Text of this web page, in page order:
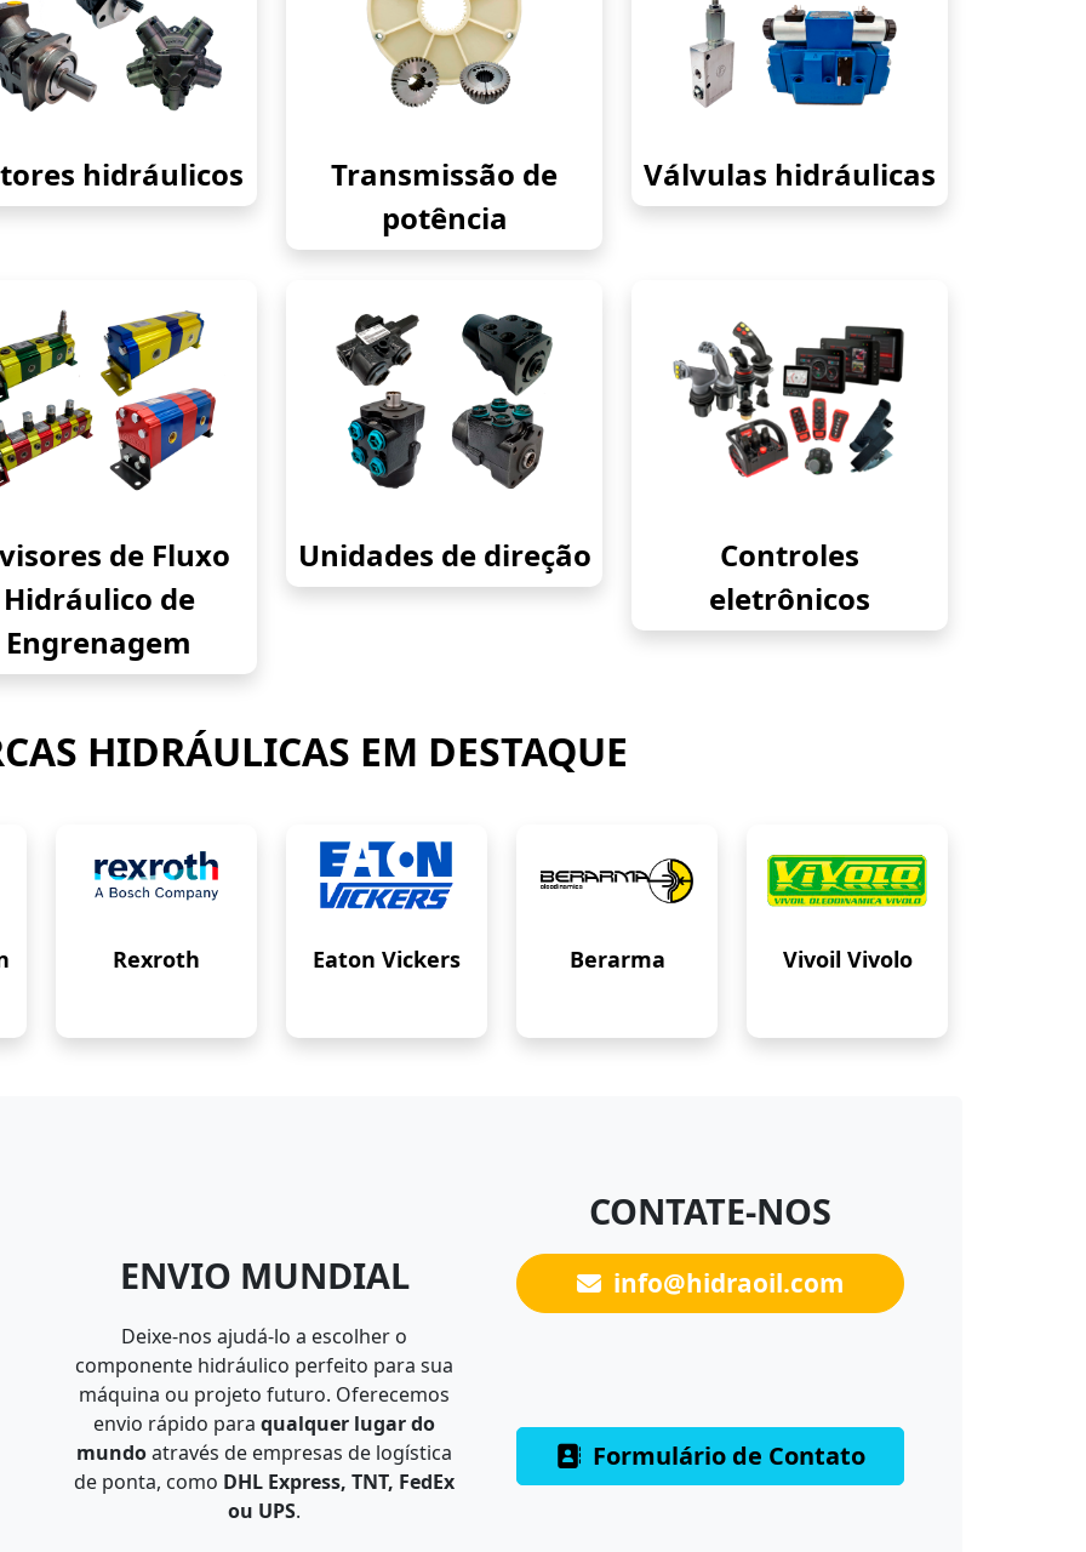
hidráulicos
Transmissão de
potência
Válvulas hidráulicas
de Fluxo
Hidráulico de
Engrenagem
Unidades de direção
Controles
eletrônicos
HIDRÁULICAS EM DESTAQUE
Rexroth Eaton Vickers Berarma Vivoil Vivolo
ENVIO MUNDIAL
Deixe-nos ajudá-lo a escolher o
componente hidráulico perfeito para sua
máquina ou projeto futuro. Oferecemos
envio rápido para qualquer lugar do
mundoatravés de empresas de logística
de ponta, como DHL Express, TNT, FedEx
ou UPS.
CONTATE-NOS
info@hidraoil.com
Formulário de Contato